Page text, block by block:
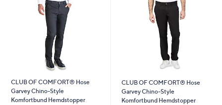
CLUB OF COMFORT® Hose
Garvey Chino-Style
Komfortbund Hemdstopper
CLUB OF COMFORT® Hose
Garvey Chino-Style
Komfortbund Hemdstopper